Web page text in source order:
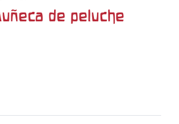
de peluche